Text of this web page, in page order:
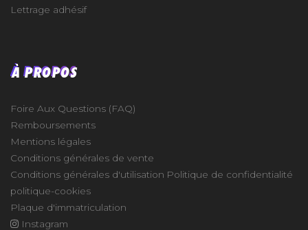
Lettrage adhésif
À PROPOS
Foire Aux Questions (FAQ)
Remboursements
Mentions légales
Conditions générales de vente
Conditions générales d'utilisation Politique de confidentialité
politique-cookies
Plaque d'immatriculation
Instagram